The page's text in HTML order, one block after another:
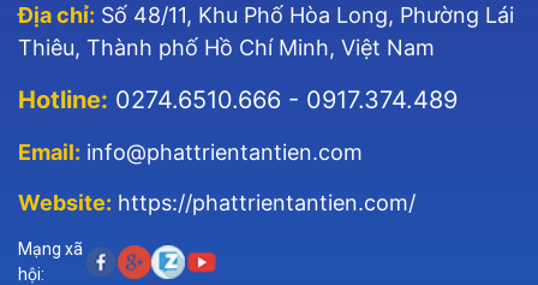
Địa chỉ: Số 48/11, Khu Phố Hòa Long, Phường Lái
Thiêu, Thành phố Hồ Chí Minh, Việt Nam
Hotline: 0274.6510.666 - 0917.374.489
Email: info@phattrientantien.com
Website: https://phattrientantien.com/
Mạng xã
hội: